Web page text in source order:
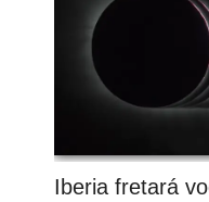
Iberia fretará